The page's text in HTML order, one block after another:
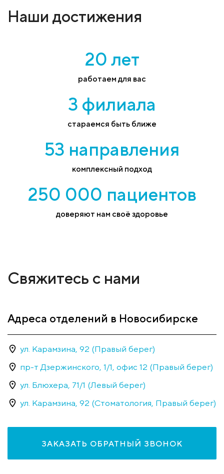
Наши достижения
20 лет
работаем для вас
3 филиала
стараемся быть ближе
53 направления
комплексный подход
250 000 пациентов
доверяют нам своё здоровье
Свяжитесь с нами
Адреса отделений в Новосибирске
ул. Карамзина, 92 (Правый берег)
пр-т Дзержинского, 1/1, офис 12 (Правый берег)
ул. Блюхера, 71/1 (Левый берег)
ул. Карамзина, 92 (Стоматология, Правый берег)
ЗАКАЗАТЬ ОБРАТНЫЙ ЗВОНОК